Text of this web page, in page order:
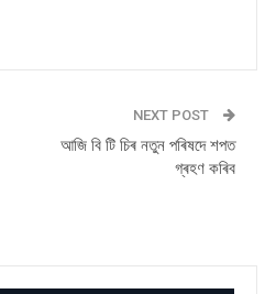
NEXT POST
আজি বি টি চিৰ নতুন পৰিষদে শপত
গ্ৰহণ কৰিব